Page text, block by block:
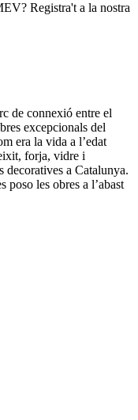
Registra't a la nostra
de connexió entre el
excepcionals del
era la vida a l’edat
forja, vidre i
decoratives a Catalunya.
les obres a l’abast